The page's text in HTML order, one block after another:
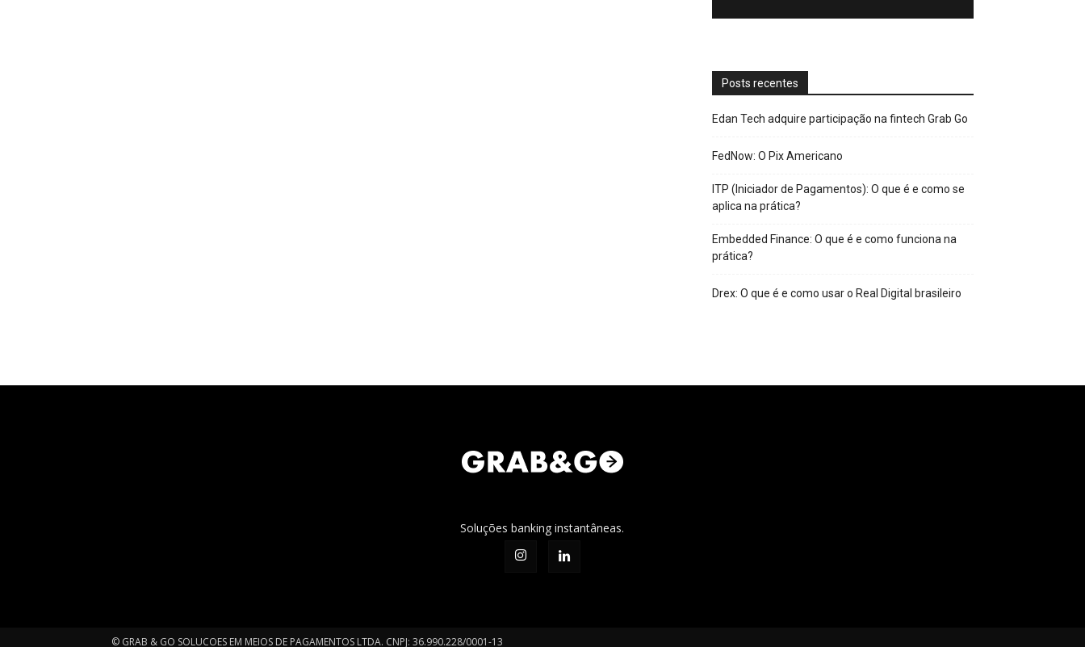
Posts recentes
Edan Tech adquire participação na fintech Grab Go
FedNow: O Pix Americano
ITP (Iniciador de Pagamentos): O que é e como se
aplica na prática?
Embedded Finance: O que é e como funciona na
prática?
Drex: O que é e como usar o Real Digital brasileiro
Soluções banking instantâneas.
© GRAB & GO SOLUCOES EM MEIOS DE PAGAMENTOS LTDA. CNPJ: 36.990.228/0001-13